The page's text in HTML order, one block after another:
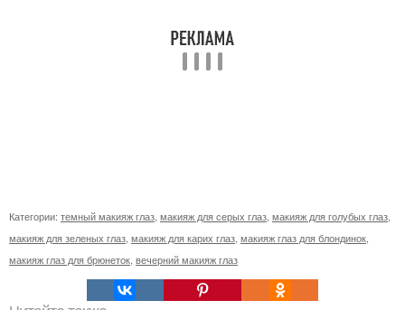
Категории: темный макияж глаз макияж для серых глаз макияж для голубых глаз
макияж для зеленых глаз макияж для карих глаз макияж глаз для блондинок
макияж глаз для брюнеток вечерний макияж глаз